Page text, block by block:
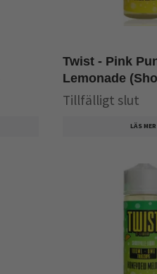
Twist - Pink
Lemonade
Tillfälligt slut
LÄS MER